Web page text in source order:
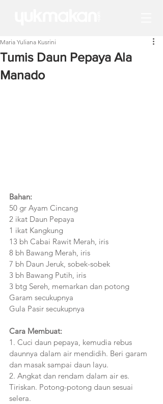
Tumis Daun Pepaya Ala
Manado
Maria Yuliana Kusrini
Bahan:
50 gr Ayam Cincang
2 ikat Daun Pepaya
1 ikat Kangkung
13 bh Cabai Rawit Merah, iris
8 bh Bawang Merah, iris
7 bh Daun Jeruk, sobek-sobek
3 bh Bawang Putih, iris
3 btg Sereh, memarkan dan potong
Garam secukupnya
Gula Pasir secukupnya
Cara Membuat:
1. Cuci daun pepaya, kemudia rebus
daunnya dalam air mendidih. Beri garam
dan masak sampai daun layu.
2. Angkat dan rendam dalam air es.
Tiriskan. Potong-potong daun sesuai
selera.